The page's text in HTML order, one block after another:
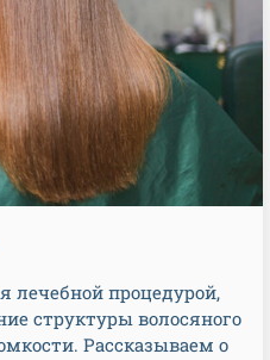
лечебной процедурой,
структуры волосяного
Рассказываем о